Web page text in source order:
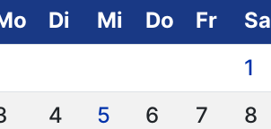
Di Mi Do Fr Sa
1
4 5 6 7 8